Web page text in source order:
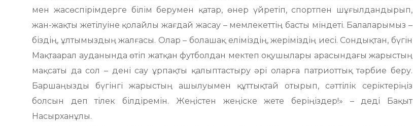
мен жасөспірімдерге білім берумен қатар, өнер үйретіп, спортпен шұғылдандырып,
жан-жақты жетілуіне қолайлы жағдай жасау – мемлекеттің басты міндеті. Балаларымыз –
біздің, ұлтымыздың жалғасы. Олар – болашақ еліміздің, жеріміздің иесі. Сондықтан, бүгін
Мақтаарал ауданында өтіп жатқан футболдан мектеп оқушылары арасындағы жарыстың
мақсаты да сол – дені сау ұрпақты қалыптастыру әрі оларға патриоттық тәрбие беру.
Баршаңызды бүгінгі жарыстың ашылуымен құттықтай отырып, сәттілік серіктеріңіз
болсын деп тілек білдіремін. Жеңістен жеңіске жете беріңіздер!» – деді Бақыт
Насырханұлы.